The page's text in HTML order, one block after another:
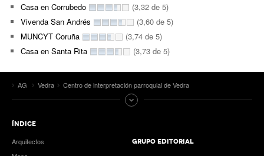
Casa en Corrubedo
(3,32 de 5)
Vivenda San Andrés
(3,60 de 5)
MUNCYT Coruña
(3,74 de 5)
Casa en Santa Rita
(3,73 de 5)
AG Vedra Centro de interpretación parroquial de Vedra
ÍNDICE
Arquitectos
GRUPO EDITORIAL